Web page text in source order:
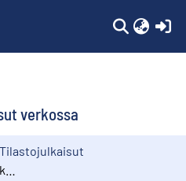
verkossa
Tilastojulkaisut